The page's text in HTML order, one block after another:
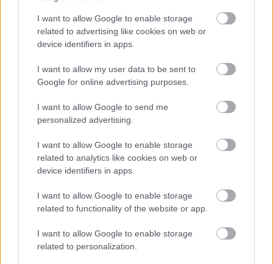
I want to allow Google to enable storage
related to advertising like cookies on web or
device identifiers in apps.
I want to allow my user data to be sent to
Google for online advertising purposes.
I want to allow Google to send me
personalized advertising.
I want to allow Google to enable storage
related to analytics like cookies on web or
device identifiers in apps.
I want to allow Google to enable storage
related to functionality of the website or app.
I want to allow Google to enable storage
related to personalization.
και της αυθεντικής Ελλάδας
4 Ιουνίου 2026, 10:30